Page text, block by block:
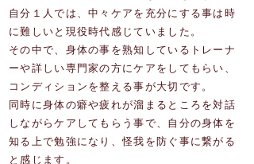
自分１人では、中々ケアを充分にする事は時
に難しいと現役時代感じていました。
その中で、身体の事を熟知しているトレーナ
ーや詳しい専門家の方にケアをしてもらい、
コンディションを整える事が大切です。
同時に身体の癖や疲れが溜まるところを対話
しながらケアしてもらう事で、自分の身体を
知る上で勉強になり、怪我を防ぐ事に繋がる
と感じます。